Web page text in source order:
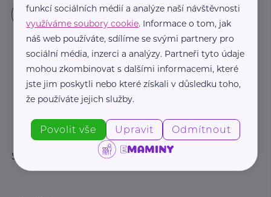
Sledujte nás:
funkcí sociálních médií a analýze naší návštěvnosti
využíváme soubory cookie. Informace o tom, jak
náš web používáte, sdílíme se svými partnery pro
sociální média, inzerci a analýzy. Partneři tyto údaje
mohou zkombinovat s dalšími informacemi, které
jste jim poskytli nebo které získali v důsledku toho,
že používáte jejich služby.
Povolit vše Upravit Odmítnout